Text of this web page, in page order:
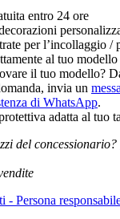
entro 24 ore
per l’incollaggio /
al tuo modello
il tuo modello?
invia un
di WhatsApp.
adatta al tuo
del concessionario?
- Persona